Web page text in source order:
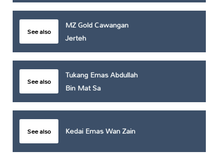
See also
MZ Gold Cawangan
Jerteh
See also
Tukang Emas Abdullah
Bin Mat Sa
See also Kedai Emas Wan Zain